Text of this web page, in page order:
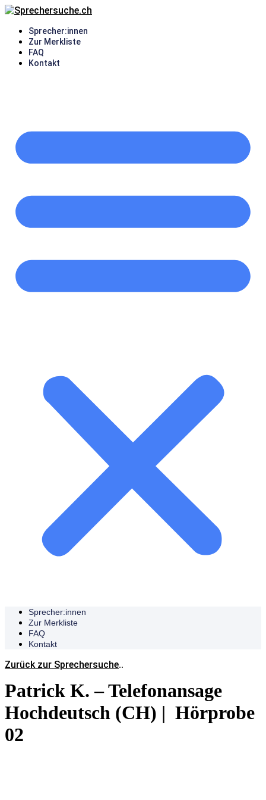
Zum
springenSprecher:innen
Zur Merkliste
FAQ
Kontakt
Sprecher:innen
Zur Merkliste
FAQ
Kontakt
Zurück zur Sprechersuche..
Patrick K. – Telefonansage
Hochdeutsch (CH) | Hörprobe
02